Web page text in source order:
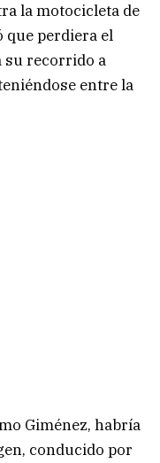
la motocicleta de
que perdiera el
su recorrido a
entre la
Giménez, habría
conducido por